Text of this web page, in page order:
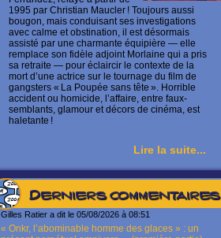
1995 par Christian Maucler ! Toujours aussi
bougon, mais conduisant ses investigations
avec calme et obstination, il est désormais
assisté par une charmante équipière — elle
remplace son fidèle adjoint Morlaine qui a pris
sa retraite — pour éclaircir le contexte de la
mort d’une actrice sur le tournage du film de
gangsters « La Poupée sans tête ». Horrible
accident ou homicide, l’affaire, entre faux-
semblants, glamour et décors de cinéma, est
haletante !
Lire la suite...
Derniers commentaires
Gilles Ratier a dit le 05/08/2026 à 08:51
« Onkr, l’abominable homme des glaces » : un